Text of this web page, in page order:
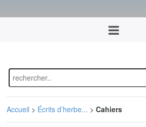
Accueil > Écrits d’herbe... >Cahiers